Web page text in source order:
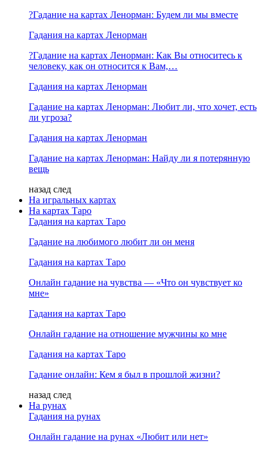
?Гадание на картах Ленорман: Будем ли мы вместе
Гадания на картах Ленорман
?Гадание на картах Ленорман: Как Вы относитесь к
человеку, как он относится к Вам,…
Гадания на картах Ленорман
Гадание на картах Ленорман: Любит ли, что хочет, есть
ли угроза?
Гадания на картах Ленорман
Гадание на картах Ленорман: Найду ли я потерянную
вещь
назад след
На игральных картах
На картах Таро
Гадания на картах Таро
Гадание на любимого любит ли он меня
Гадания на картах Таро
Онлайн гадание на чувства — «Что он чувствует ко
мне»
Гадания на картах Таро
Онлайн гадание на отношение мужчины ко мне
Гадания на картах Таро
Гадание онлайн: Кем я был в прошлой жизни?
назад след
На рунах
Гадания на рунах
Онлайн гадание на рунах «Любит или нет»